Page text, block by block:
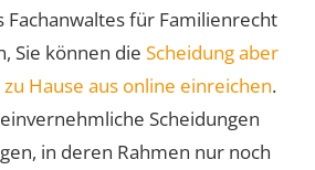
für Familienrecht
Sie können die Scheidung aber
Hause aus online einreichen.
Scheidungen
in deren Rahmen nur noch